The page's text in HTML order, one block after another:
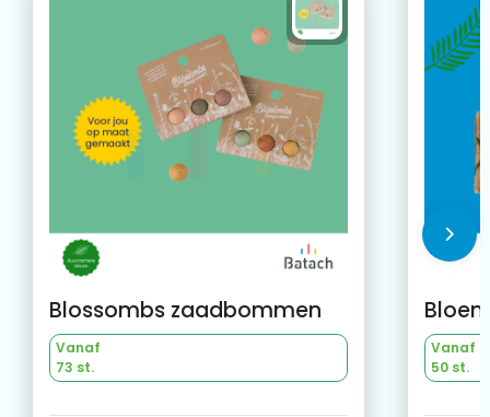
Blossombs zaadbommen
Vanaf
73 st.
Vanaf
50 st.